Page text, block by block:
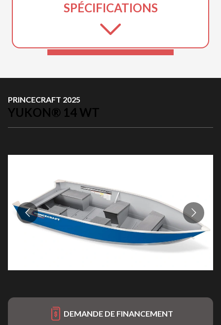
SPÉCIFICATIONS
PRINCECRAFT 2025
YUKON® 14 WT
DEMANDE DE FINANCEMENT